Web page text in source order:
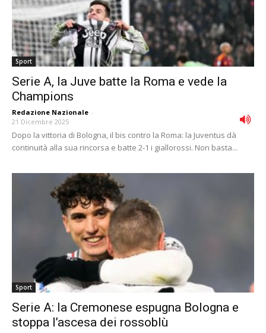
Sport
Serie A, la Juve batte la Roma e vede la
Champions
Redazione Nazionale -
21 Dicembre 2025
Dopo la vittoria di Bologna, il bis contro la Roma: la Juventus dà
continuità alla sua rincorsa e batte 2-1 i giallorossi. Non basta...
Sport
Serie A: la Cremonese espugna Bologna e
stoppa l’ascesa dei rossoblù